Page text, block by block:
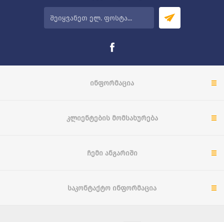
ᲘᲜᲤᲝᲠᲛᲐᲪᲘᲐ
ᲙᲚᲘᲔᲜᲢᲔᲑᲘᲡ ᲛᲝᲛᲡᲐᲮᲣᲠᲔᲑᲐ
ᲩᲔᲛᲘ ᲐᲜᲒᲐᲠᲘᲨᲘ
ᲡᲐᲙᲝᲜᲢᲐᲥᲢᲝ ᲘᲜᲤᲝᲠᲛᲐᲪᲘᲐ